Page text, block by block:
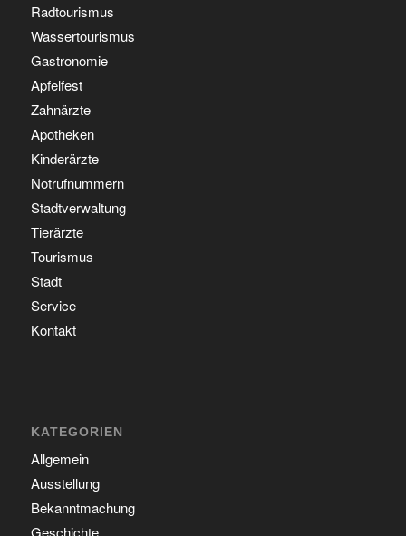
Radtourismus
Wassertourismus
Gastronomie
Apfelfest
Zahnärzte
Apotheken
Kinderärzte
Notrufnummern
Stadtverwaltung
Tierärzte
Tourismus
Stadt
Service
Kontakt
KATEGORIEN
Allgemein
Ausstellung
Bekanntmachung